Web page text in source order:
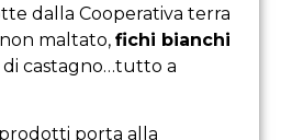
dalla Cooperativa terra
maltato, fichi bianchi
di castagno…tutto a
porta alla